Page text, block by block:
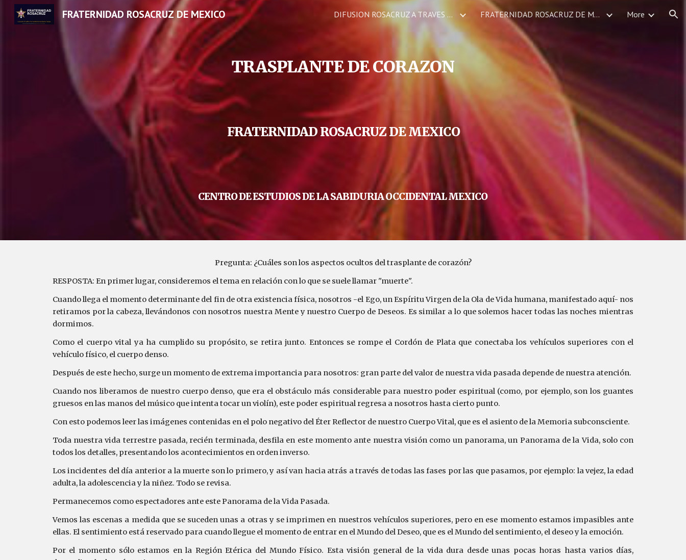
Skip to main content Skip to navigation
FRATERNIDAD ROSACRUZ DE MEXICO DIFUSION ROSACRUZ A TRAVES DE LA FRATERNIDAD ROSACRUZ DE MEXICO FRATERNIDAD ROSACRUZ DE MEXICO SERVICIOS DEVOCIONALES CALENDARIO DE EVENTOS More
TRASPLANTE DE CORAZON
FRATERNIDAD ROSACRUZ DE MEXICO
CENTRO DE ESTUDIOS DE LA SABIDURIA OCCIDENTAL MEXICO
Pregunta: ¿Cuáles son los aspectos ocultos del trasplante de corazón?
RESPOSTA: En primer lugar, consideremos el tema en relación con lo que se suele llamar "muerte".
Cuando llega el momento determinante del fin de otra existencia física, nosotros -el Ego, un Espíritu Virgen de la Ola de Vida humana, manifestado aquí- nos
retiramos por la cabeza, llevándonos con nosotros nuestra Mente y nuestro Cuerpo de Deseos. Es similar a lo que solemos hacer todas las noches mientras
dormimos.
Como el cuerpo vital ya ha cumplido su propósito, se retira junto. Entonces se rompe el Cordón de Plata que conectaba los vehículos superiores con el
vehículo físico, el cuerpo denso.
Después de este hecho, surge un momento de extrema importancia para nosotros: gran parte del valor de nuestra vida pasada depende de nuestra atención.
Cuando nos liberamos de nuestro cuerpo denso, que era el obstáculo más considerable para nuestro poder espiritual (como, por ejemplo, son los guantes
gruesos en las manos del músico que intenta tocar un violín), este poder espiritual regresa a nosotros hasta cierto punto.
Con esto podemos leer las imágenes contenidas en el polo negativo del Éter Reflector de nuestro Cuerpo Vital, que es el asiento de la Memoria subconsciente.
Toda nuestra vida terrestre pasada, recién terminada, desfila en este momento ante nuestra visión como un panorama, un Panorama de la Vida, solo con
todos los detalles, presentando los acontecimientos en orden inverso.
Los incidentes del día anterior a la muerte son lo primero, y así van hacia atrás a través de todas las fases por las que pasamos, por ejemplo: la vejez, la edad
adulta, la adolescencia y la niñez. Todo se revisa.
Permanecemos como espectadores ante este Panorama de la Vida Pasada.
Vemos las escenas a medida que se suceden unas a otras y se imprimen en nuestros vehículos superiores, pero en ese momento estamos impasibles ante
ellas. El sentimiento está reservado para cuando llegue el momento de entrar en el Mundo del Deseo, que es el Mundo del sentimiento, el deseo y la emoción.
Por el momento sólo estamos en la Región Etérica del Mundo Físico. Esta visión general de la vida dura desde unas pocas horas hasta varios días,